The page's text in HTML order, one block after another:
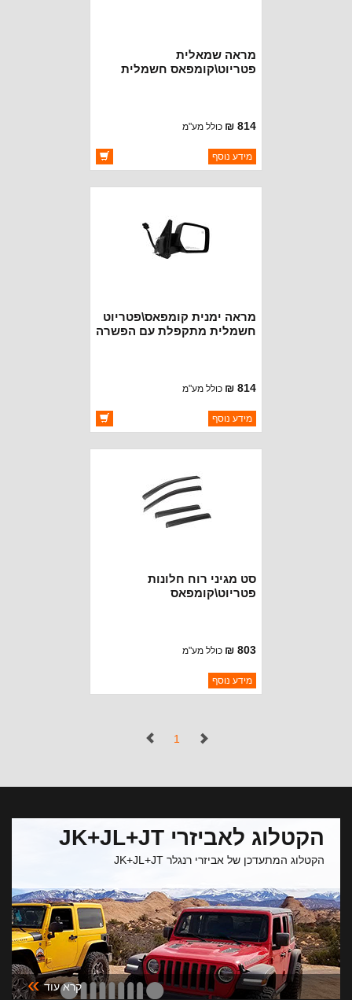
מראה שמאלית
פטריוט\קומפאס חשמלית
814 ₪ כולל מע"מ
ברקוד: 5155463AG
יצרן:CROWN AUTOMOTIVE
מידע נוסף
מראה ימנית קומפאס\פטריוט
חשמלית מתקפלת עם הפשרה
814 ₪ כולל מע"מ
ברקוד: 5155462AG
יצרן:CROWN AUTOMOTIVE
מידע נוסף
סט מגיני רוח חלונות
פטריוט\קומפאס
803 ₪ כולל מע"מ
ברקוד: 11349.58
יצרן:RUGGED RIDGE
מידע נוסף
1 (נוכחי)
הקטלוג לאביזרי JK+JL+JT
הקטלוג המתעדכן של אביזרי רנגלר JK+JL+JT
קרא עוד »